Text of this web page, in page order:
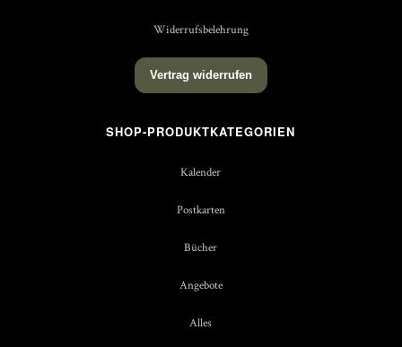
Widerrufsbelehrung
Vertrag widerrufen
SHOP-PRODUKTKATEGORIEN
Kalender
Postkarten
Bücher
Angebote
Alles